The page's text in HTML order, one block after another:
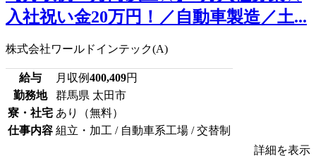
入社祝い金20万円！／自動車製造／土...
株式会社ワールドインテック(A)
給与 月収例400,409円
勤務地
群馬県 太田市
寮・社宅 あり（無料）
仕事内容 組立・加工 / 自動車系工場 / 交替制
詳細を表示